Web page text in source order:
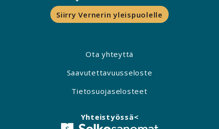
Siirry Vernerin yleispuolelle
Ota yhteyttä
Saavutettavuusseloste
Tietosuojaselosteet
Yhteistyössä<